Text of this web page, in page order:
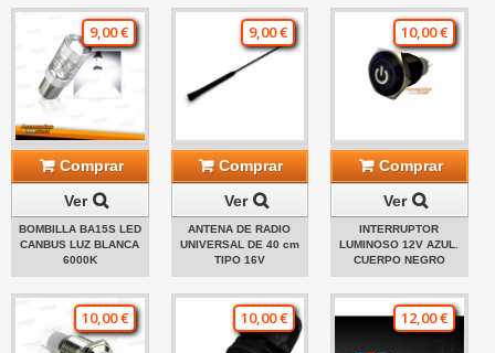
9,00 €
Comprar
Ver
BOMBILLA BA15S LED
CANBUS LUZ BLANCA
6000K
9,00 €
Comprar
Ver
ANTENA DE RADIO
UNIVERSAL DE 40 cm
TIPO 16V
10,00 €
Comprar
Ver
INTERRUPTOR
LUMINOSO 12V AZUL.
CUERPO NEGRO
10,00 € 10,00 € 12,00 €